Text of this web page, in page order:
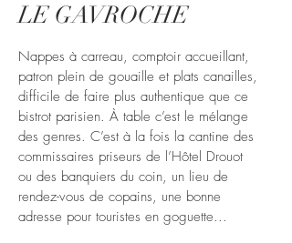
LE GAVROCHE
Nappes à carreau, comptoir accueillant,
patron plein de gouaille et plats canailles,
difficile de faire plus authentique que ce
bistrot parisien. À table c’est le mélange
des genres. C’est à la fois la cantine des
commissaires priseurs de l’Hôtel Drouot
ou des banquiers du coin, un lieu de
rendez-vous de copains, une bonne
adresse pour touristes en goguette...